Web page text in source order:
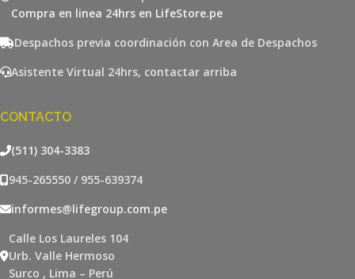
Compra en linea 24hrs en LifeStore.pe
Despachos previa coordinación con Area de Despachos
Asistente Virtual 24hrs, contactar arriba
CONTACTO
(511) 304-3383
945-265550 / 955-639374
informes@lifegroup.com.pe
Calle Los Laureles 104
Urb. Valle Hermoso
Surco , Lima – Perú